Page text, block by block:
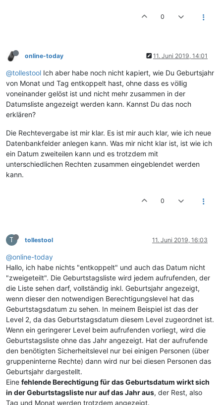
0
online-today 11. Juni 2019, 14:01
@tollestool Ich aber habe noch nicht kapiert, wie Du Geburtsjahr
von Monat und Tag entkoppelt hast, ohne dass es völlig
voneinander gelöst ist und nicht mehr zusammen in der
Datumsliste angezeigt werden kann. Kannst Du das noch
erklären?
Die Rechtevergabe ist mir klar. Es ist mir auch klar, wie ich neue
Datenbankfelder anlegen kann. Was mir nicht klar ist, ist wie ich
ein Datum zweiteilen kann und es trotzdem mit
unterschiedlichen Rechten zusammen eingeblendet werden
kann.
0
T tollestool 11. Juni 2019, 16:03
@online-today
Hallo, ich habe nichts "entkoppelt" und auch das Datum nicht
"zweigeteilt". Die Geburtstagsliste wird jedem aufrufenden, der
die Liste sehen darf, vollständig inkl. Geburtsjahr angezeigt,
wenn dieser den notwendigen Berechtigungslevel hat das
Geburtstagsdatum zu sehen. In meinem Beispiel ist das der
Level 2, da das Geburtstagsdatum diesem Level zugeordnet ist.
Wenn ein geringerer Level beim aufrufenden vorliegt, wird die
Geburtstagsliste ohne das Jahr angezeigt. Hat der aufrufende
den benötigten Sicherheitslevel nur bei einigen Personen (über
gruppeninterne Rechte) dann wird nur bei diesen Personen das
Geburtsjahr dargestellt.
Eine fehlende Berechtigung für das Geburtsdatum wirkt sich
in der Geburtstagsliste nur auf das Jahr aus, der Rest, also
Tag und Monat werden trotzdem angezeigt.